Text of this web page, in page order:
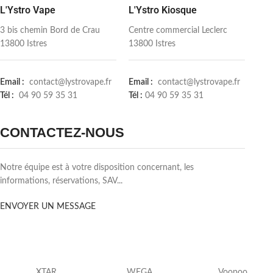
L'Ystro Vape
3 bis chemin Bord de Crau
13800 Istres
Email : contact@lystrovape.fr
Tél : 04 90 59 35 31
L'Ystro Kiosque
Centre commercial Leclerc
13800 Istres
Email : contact@lystrovape.fr
Tél : 04 90 59 35 31
CONTACTEZ-NOUS
Notre équipe est à votre disposition concernant, les
informations, réservations, SAV...
ENVOYER UN MESSAGE